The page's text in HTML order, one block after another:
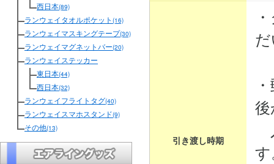
西日本(89)
ランウェイタオルポケット (16)
ランウェイマスキングテープ(30)
ランウェイマグネットバー(20)
ランウェイステッカー
東日本(44)
西日本(32)
ランウェイフライトタグ(40)
ランウェイスマホスタンド(9)
その他(13)
引き渡し時期